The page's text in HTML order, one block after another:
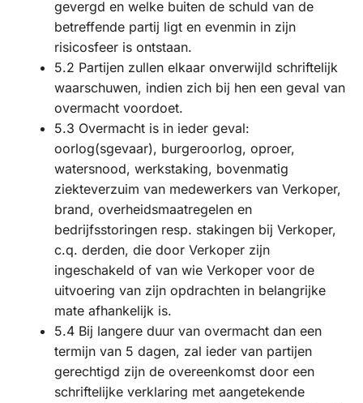
gevergd en welke buiten de schuld van de
betreffende partij ligt en evenmin in zijn
risicosfeer is ontstaan.
5.2 Partijen zullen elkaar onverwijld schriftelijk
waarschuwen, indien zich bij hen een geval van
overmacht voordoet.
5.3 Overmacht is in ieder geval:
oorlog(sgevaar), burgeroorlog, oproer,
watersnood, werkstaking, bovenmatig
ziekteverzuim van medewerkers van Verkoper,
brand, overheidsmaatregelen en
bedrijfsstoringen resp. stakingen bij Verkoper,
c.q. derden, die door Verkoper zijn
ingeschakeld of van wie Verkoper voor de
uitvoering van zijn opdrachten in belangrijke
mate afhankelijk is.
5.4 Bij langere duur van overmacht dan een
termijn van 5 dagen, zal ieder van partijen
gerechtigd zijn de overeenkomst door een
schriftelijke verklaring met aangetekende